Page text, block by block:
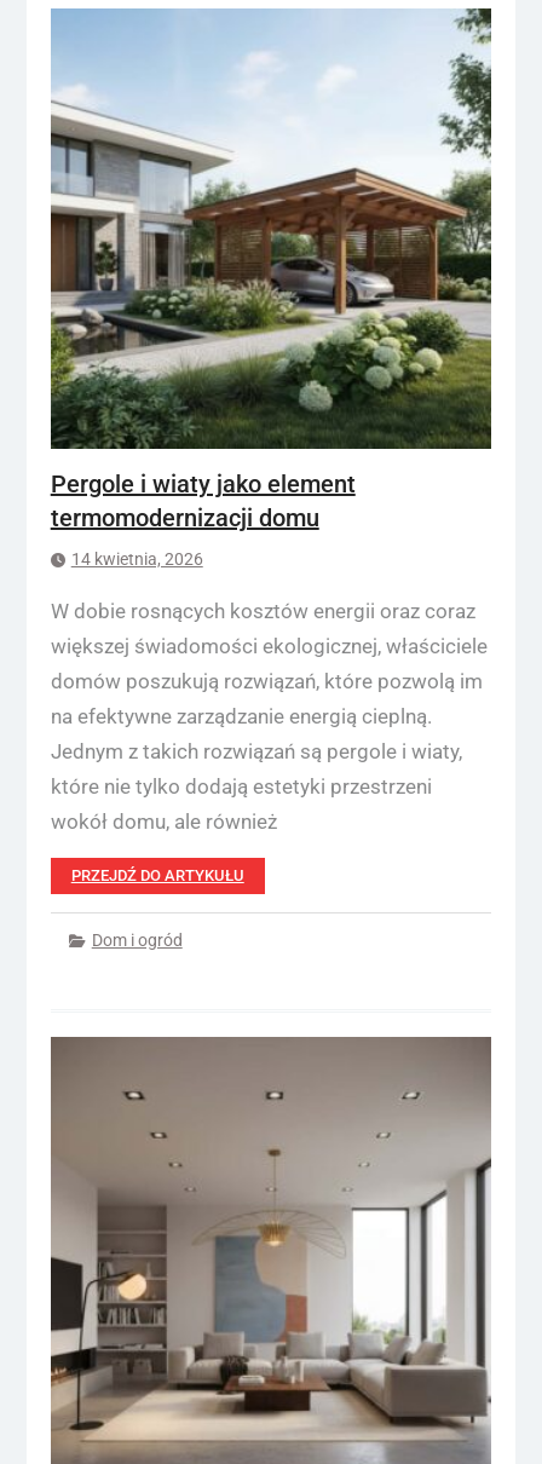
Pergole i wiaty jako element
termomodernizacji domu
14 kwietnia, 2026
W dobie rosnących kosztów energii oraz coraz
większej świadomości ekologicznej, właściciele
domów poszukują rozwiązań, które pozwolą im
na efektywne zarządzanie energią cieplną.
Jednym z takich rozwiązań są pergole i wiaty,
które nie tylko dodają estetyki przestrzeni
wokół domu, ale również
PRZEJDŹ DO ARTYKUŁU
Dom i ogród